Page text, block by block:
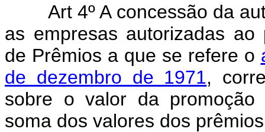
Art 4º A concessão da
as empresas autorizadas
de Prêmios a que se refere o
de dezembro de 1971,
sobre o valor da promoção
soma dos valores dos